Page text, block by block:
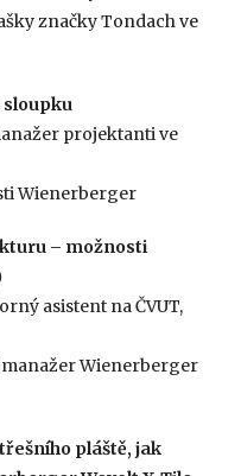
značky Tondach ve
sloupku
projektanti ve
Wienerberger
– možnosti
asistent na ČVUT,
Wienerberger
pláště, jak